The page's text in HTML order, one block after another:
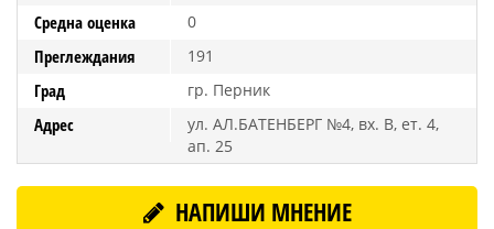
Средна оценка 0
Преглеждания 191
Град гр. Перник
Адрес
ул. АЛ.БАТЕНБЕРГ №4, вх. В, ет. 4,
ап. 25
НАПИШИ МНЕНИЕ